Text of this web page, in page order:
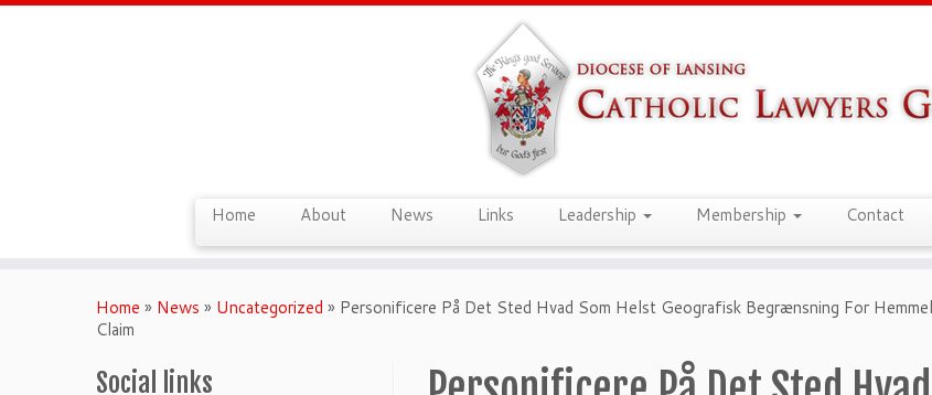
Home About News Links Leadership Membership Contact
Home » News » Uncategorized » Personificere På Det Sted Hvad Som Helst Geografisk Begrænsning For
Claim
Social links